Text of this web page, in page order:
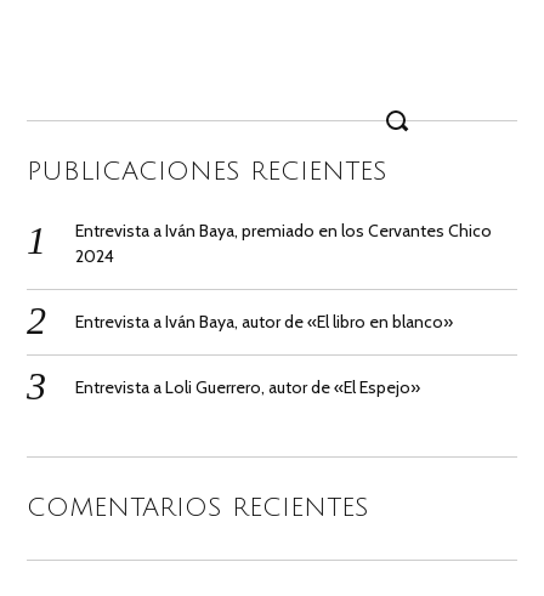
for:
PUBLICACIONES RECIENTES
Entrevista a Iván Baya, premiado en los Cervantes Chico
2024
Entrevista a Iván Baya, autor de «El libro en blanco»
Entrevista a Loli Guerrero, autor de «El Espejo»
COMENTARIOS RECIENTES